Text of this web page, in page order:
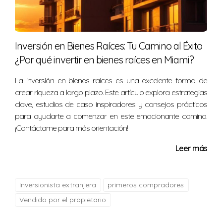
patrimonio y prosperar. Si eres latino y estás
considerando invertir en bienes raíces como una forma
segura de proteger tu dinero frente a la inflación o la
inestabilidad económica en tu país, no dudes en dar el
primer paso. La ciudad ofrece múltiples recursos y
oportunidades para ayudarte a alcanzar tus metas
financieras. Recuerda que contar con la asesoría
adecuada puede marcar la diferencia entre una
inversión exitosa y una desafortunada. Por eso, te invito
tu viaje hacia la protección y crecimiento de tu
Preguntas Frecuentes
¿Por qué invertir en bienes raíces en Miami?
Inversión en Bienes Raíces: Tu Camino al Éxito
¿Por qué invertir en bienes raíces en Miami?
La inversión en bienes raíces es una excelente forma de
crear riqueza a largo plazo. Este artículo explora estrategias
clave, estudios de caso inspiradores y consejos prácticos
para ayudarte a comenzar en este emocionante camino.
¡Contáctame para más orientación!
Leer más
Inversionista extranjera
primeros compradores
Vendido por el propietario